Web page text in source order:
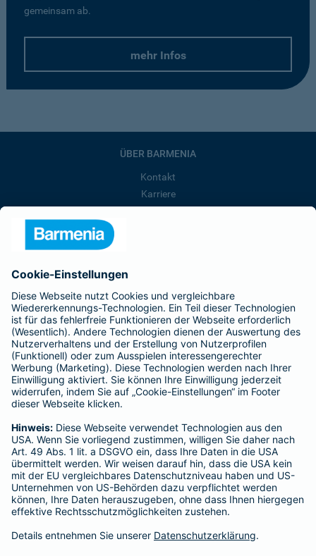
gemeinsam ab.
mehr Infos
ÜBER BARMENIA
Kontakt
Karriere
Barmenia ist Teil der BarmeniaGothaer
BELIEBTE SEITEN
Kranken-Zusatzversicherung
Tierversicherungen
Haftpflichtversicherung
Hausratversicherung
Adresse ändern
Schaden melden
Kilometerstandsmeldung
Serviceübersicht